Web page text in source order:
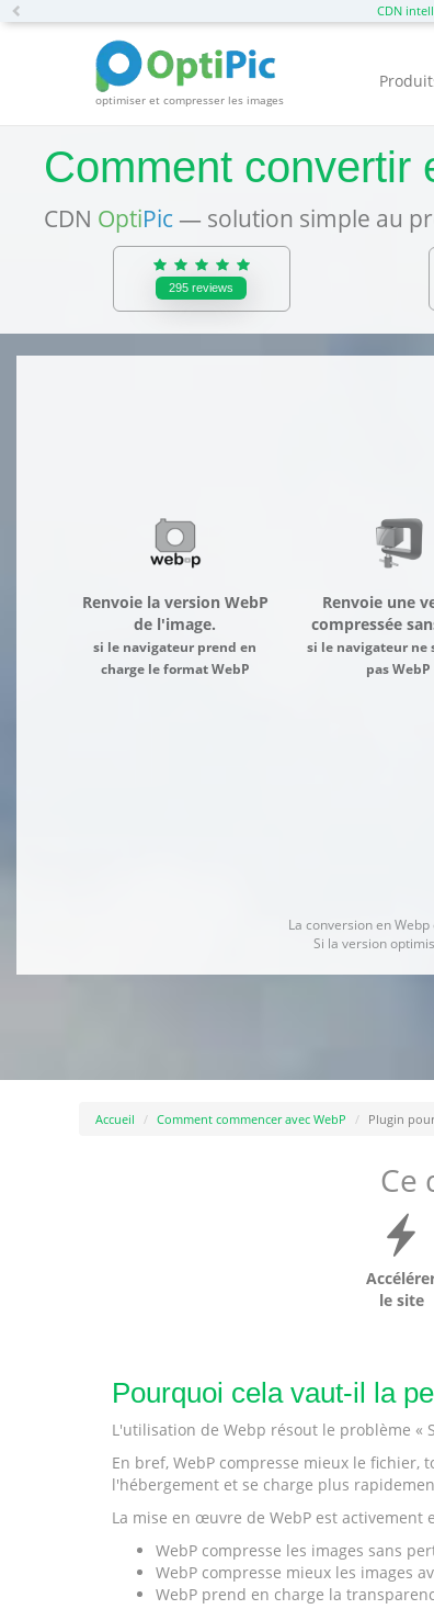
CDN
optimiser et compresser les images
Comment convertir
CDN OptiPic — solution simple au
295reviews
Renvoie la version WebP
de l'image.
si le navigateur prend en
charge le format WebP
Renvoie une
compressée
si le navigateur ne
pas WebP
La conversion en
Si la version
Accueil Comment commencer avec WebP Plugin
Ce
le site
Pourquoi cela vaut-il la
L'utilisation de Webp résout le problème «
En bref, WebP compresse mieux le
l'hébergement et se charge plus
La mise en œuvre de WebP est
WebP compresse les images sans
WebP compresse mieux les images
WebP prend en charge la